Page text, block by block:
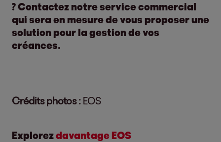
? Contactez notre service commercial
qui sera en mesure de vous proposer une
solution pour la gestion de vos
créances.
Crédits photos : EOS
Explorezdavantage EOS